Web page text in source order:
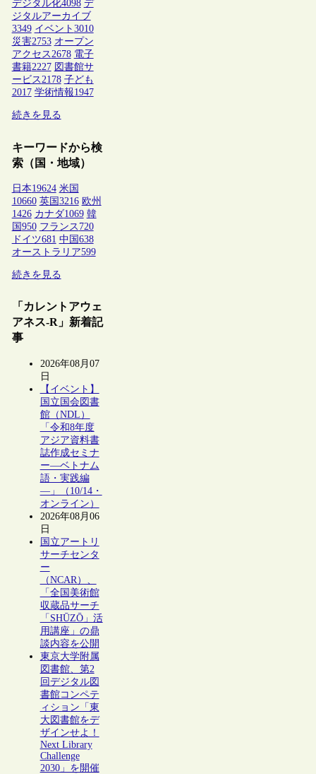
デジタル化4098 デ
ジタルアーカイブ
3349 イベント 3010
災害2753 オープン
アクセス2678 電子
書籍2227 図書館サ
ービス2178 子ども
2017 学術情報1947
続きを見る
キーワードから検
索（国・地域）
日本19624 米国
10660 英国 3216 欧州
1426 カナダ1069 韓
国 950 フランス 720
ドイツ681 中国 638
オーストラリア599
続きを見る
「カレントアウェ
アネス-R」新着記
事
2026年08月07
日
【イベント】
国立国会図書
館（NDL）
「令和8年度
アジア資料書
誌作成セミナ
ー―ベトナム
語・実践編
―」（10/14・
オンライン）
2026年08月06
日
国立アートリ
サーチセンタ
ー
（NCAR）、
「全国美術館
収蔵品サーチ
「SHŪZŌ」活
用講座」の鼎
談内容を公開
東京大学附属
図書館、第2
回デジタル図
書館コンペテ
ィション「東
大図書館をデ
ザインせよ！
Next Library
Challenge
2030」を開催